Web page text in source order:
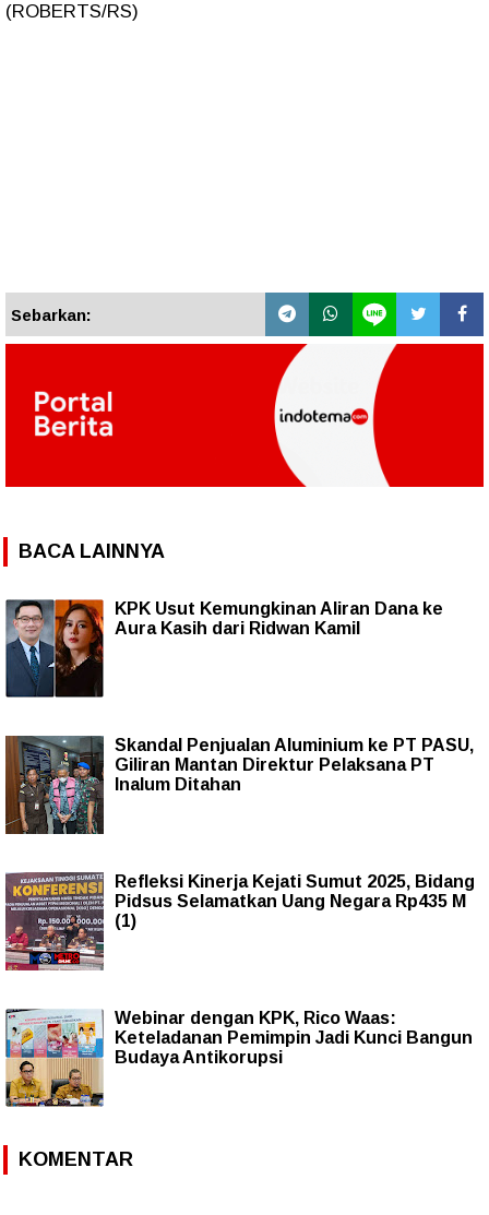
(ROBERTS/RS)
Sebarkan:
BACA LAINNYA
KPK Usut Kemungkinan Aliran Dana ke
Aura Kasih dari Ridwan Kamil
Skandal Penjualan Aluminium ke PT PASU,
Giliran Mantan Direktur Pelaksana PT
Inalum Ditahan
Refleksi Kinerja Kejati Sumut 2025, Bidang
Pidsus Selamatkan Uang Negara Rp435 M
(1)
Webinar dengan KPK, Rico Waas:
Keteladanan Pemimpin Jadi Kunci Bangun
Budaya Antikorupsi
KOMENTAR